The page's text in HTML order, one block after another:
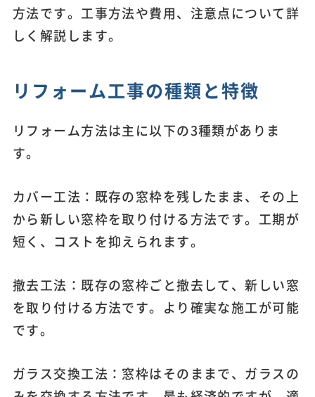
方法です。工事方法や費用、注意点について詳
しく解説します。
リフォーム工事の種類と特徴
リフォーム方法は主に以下の3種類がありま
す。
カバー工法：既存の窓枠を残したまま、その上
から新しい窓枠を取り付ける方法です。工期が
短く、コストを抑えられます。
撤去工法：既存の窓枠ごと撤去して、新しい窓
を取り付ける方法です。より確実な施工が可能
です。
ガラス交換工法：窓枠はそのままで、ガラスの